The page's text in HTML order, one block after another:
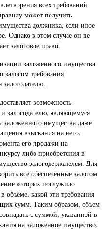
всех требований
может получить
должника, если иное
Однако в этом случае он не
залоговое право.
заложенного имущества
залогом требования
залогодателю.
возможность
залогодателю, являющемуся
заложенного имущества даже
взыскания на него.
его продажи на
либо приобретения в
залогодержателем. Для
все обеспеченные залогом
которых послужило
объеме, какой эти требования
сумм. Таким образом, объем
с суммой, указанной в
на заложенное имущество.